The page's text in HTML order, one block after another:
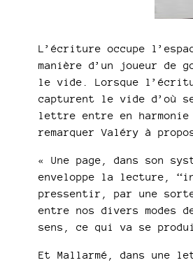
L’écriture occupe
manière d’un joueur de
le vide. Lorsque
capturent le vide d’où
lettre entre en
remarquer Valéry à
« Une page, dans son
enveloppe la lecture,
pressentir, par une
entre nos divers modes
sens, ce qui va se
Et Mallarmé, dans une